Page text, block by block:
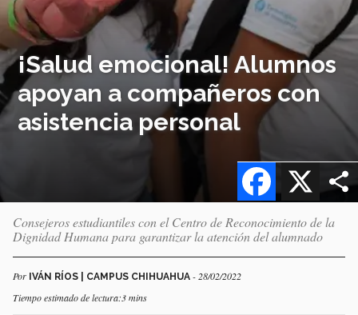
¡Salud emocional! Alumnos
apoyan a compañeros con
asistencia personal
X
Facebook
Consejeros estudiantiles con el Centro de Reconocimiento de la
Dignidad Humana para garantizar la atención del alumnado
Por IVÁN RÍOS | CAMPUS CHIHUAHUA - 28/02/2022
Tiempo estimado de lectura:3 mins